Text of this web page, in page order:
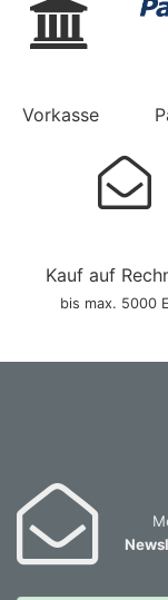
Vorkasse
Kauf auf
bis max. 5000